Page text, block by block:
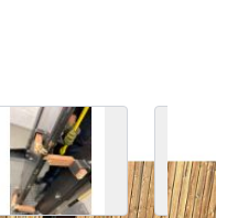
View larger image